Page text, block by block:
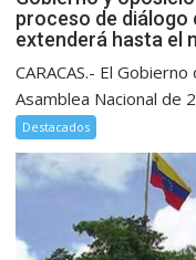
proceso de diálogo
extenderá hasta el
CARACAS.- El
Asamblea Nacional de
Destacados